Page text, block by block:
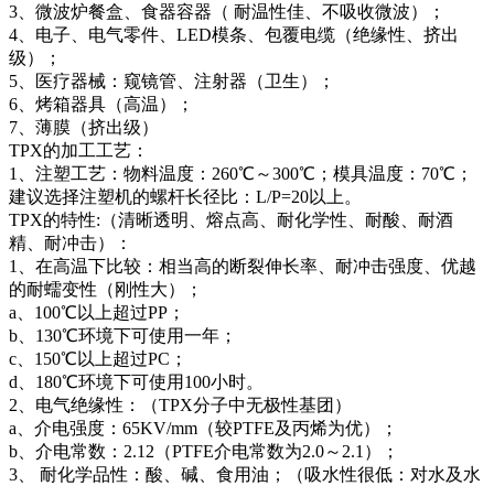
3、微波炉餐盒、食器容器（ 耐温性佳、不吸收微波）；
4、电子、电气零件、LED模条、包覆电缆（绝缘性、挤出
级）；
5、医疗器械：窥镜管、注射器（卫生）；
6、烤箱器具（高温）；
7、薄膜（挤出级）
TPX的加工工艺：
1、注塑工艺：物料温度：260℃～300℃；模具温度：70℃；
建议选择注塑机的螺杆长径比：L/P=20以上。
TPX的特性:（清晰透明、熔点高、耐化学性、耐酸、耐酒
精、耐冲击）：
1、在高温下比较：相当高的断裂伸长率、耐冲击强度、优越
的耐蠕变性（刚性大）；
a、100℃以上超过PP；
b、130℃环境下可使用一年；
c、150℃以上超过PC；
d、180℃环境下可使用100小时。
2、电气绝缘性：（TPX分子中无极性基团）
a、介电强度：65KV/mm（较PTFE及丙烯为优）；
b、介电常数：2.12（PTFE介电常数为2.0～2.1）；
3、 耐化学品性：酸、碱、食用油；（吸水性很低：对水及水